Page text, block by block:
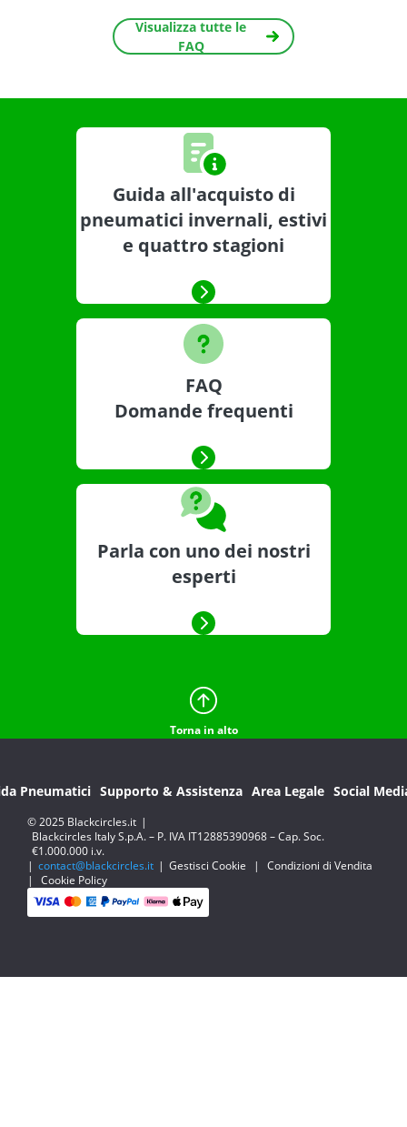
Visualizza tutte le
FAQ
Guida all'acquisto di
pneumatici invernali, estivi
e quattro stagioni
FAQ
Domande frequenti
Parla con uno dei nostri
esperti
Torna in alto
Pneumatici Supporto & Assistenza Area Legale Social
© 2025 Blackcircles.it |
Blackcircles Italy S.p.A. – P. IVA IT12885390968 – Cap. Soc.
€1.000.000 i.v.
| contact@blackcircles.it | Gestisci Cookie |
Condizioni di Vendita
|
Cookie Policy